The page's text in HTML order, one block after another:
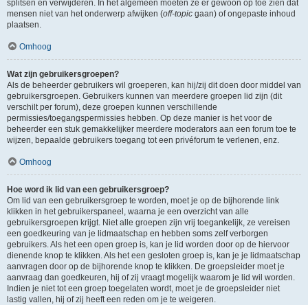
splitsen en verwijderen. In het algemeen moeten ze er gewoon op toe zien dat
mensen niet van het onderwerp afwijken (off-topic gaan) of ongepaste inhoud
plaatsen.
Omhoog
Wat zijn gebruikersgroepen?
Als de beheerder gebruikers wil groeperen, kan hij/zij dit doen door middel van
gebruikersgroepen. Gebruikers kunnen van meerdere groepen lid zijn (dit
verschilt per forum), deze groepen kunnen verschillende
permissies/toegangspermissies hebben. Op deze manier is het voor de
beheerder een stuk gemakkelijker meerdere moderators aan een forum toe te
wijzen, bepaalde gebruikers toegang tot een privéforum te verlenen, enz.
Omhoog
Hoe word ik lid van een gebruikersgroep?
Om lid van een gebruikersgroep te worden, moet je op de bijhorende link
klikken in het gebruikerspaneel, waarna je een overzicht van alle
gebruikersgroepen krijgt. Niet alle groepen zijn vrij toegankelijk, ze vereisen
een goedkeuring van je lidmaatschap en hebben soms zelf verborgen
gebruikers. Als het een open groep is, kan je lid worden door op de hiervoor
dienende knop te klikken. Als het een gesloten groep is, kan je je lidmaatschap
aanvragen door op de bijhorende knop te klikken. De groepsleider moet je
aanvraag dan goedkeuren, hij of zij vraagt mogelijk waarom je lid wil worden.
Indien je niet tot een groep toegelaten wordt, moet je de groepsleider niet
lastig vallen, hij of zij heeft een reden om je te weigeren.